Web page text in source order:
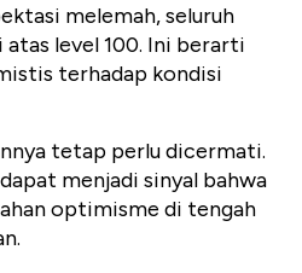
melemah, seluruh
atas level 100. Ini berarti
terhadap kondisi
tetap perlu dicermati.
menjadi sinyal bahwa
optimisme di tengah